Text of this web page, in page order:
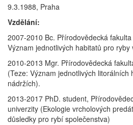
9.3.1988, Praha
Vzdělání:
2007-2010 Bc. Přírodovědecká
Význam jednotlivých habitatů pro ryby
2010-2013 Mgr. Přírodovědecká
(Teze: Význam jednotlivých litorálních
nádržích).
2013-2017 PhD. student,
univerzity (Ekologie vrcholových
důsledky pro rybí společenstva)